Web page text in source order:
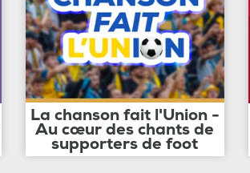
La chanson fait l'Union -
Au cœur des chants de
supporters de foot